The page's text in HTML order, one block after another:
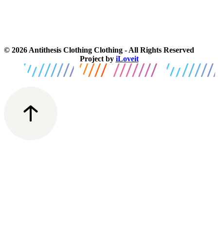
© 2026 Antithesis Clothing Clothing - All Rights Reserved
Project by iLoveit